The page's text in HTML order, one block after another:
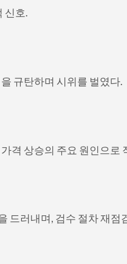
신호.
규탄하며 시위를 벌였다.
격 상승의 주요 원인으로
드러내며, 검수 절차 재점